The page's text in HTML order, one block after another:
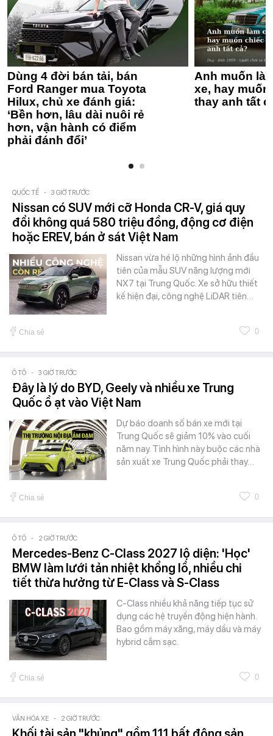
Dùng 4 đời bán tải, bán
Ford Ranger mua Toyota
Hilux, chủ xe đánh giá:
‘Bền hơn, lâu dài nuôi rẻ
hơn, vận hành có điểm
phải đánh đổi’
Anh muốn
xe, hay
thay anh tất
QUỐC TẾ - 3 GIỜ TRƯỚC
Nissan có SUV mới cỡ Honda CR-V, giá quy
đổi không quá 580 triệu đồng, động cơ điện
hoặc EREV, bán ở sát Việt Nam
Nissan vừa hé lộ những hình ảnh đầu
tiên của mẫu SUV năng lượng mới
NX7 tại Trung Quốc. Xe sở hữu thiết
kế hiện đại, công nghệ LiDAR tiên…
Chia sẻ 0
Ô TÔ - 3 GIỜ TRƯỚC
Đây là lý do BYD, Geely và nhiều xe Trung
Quốc ồ ạt vào Việt Nam
Dự báo doanh số bán xe mới tại
Trung Quốc sẽ giảm 10% vào cuối
năm nay. Tình hình này buộc các nhà
sản xuất xe Trung Quốc phải thay…
Chia sẻ 0
Ô TÔ - 2 GIỜ TRƯỚC
Mercedes-Benz C-Class 2027 lộ diện: 'Học'
BMW làm lưới tản nhiệt khổng lồ, nhiều chi
tiết thừa hưởng từ E-Class và S-Class
C-Class nhiều khả năng tiếp tục sử
dụng các hệ truyền động hiện hành.
Bao gồm máy xăng, máy dầu và máy
hybrid cắm sạc.
Chia sẻ 0
VĂN HÓA XE - 2 GIỜ TRƯỚC